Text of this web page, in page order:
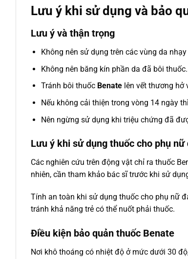
Lưu ý khi sử dụng và bảo
Lưu ý và thận trọng
Không nên sử dụng trên các vùng da
Không nên băng kín phần da đã bôi thuốc.
Tránh bôi thuốc Benatelên vết thương hở
Nếu không cải thiện trong vòng 14 ngày
Nên ngừng sử dụng khi triệu chứng đã
Lưu ý khi sử dụng thuốc cho phụ
Các nghiên cứu trên động vật chỉ ra thuốc
nhiên, cần tham khảo bác sĩ trước khi sử
Tính an toàn khi sử dụng thuốc cho phụ nữ
tránh khả năng trẻ có thể nuốt phải thuốc.
Điều kiện bảo quản thuốc Benate
Nơi khô thoáng có nhiệt độ ở mức dưới 30